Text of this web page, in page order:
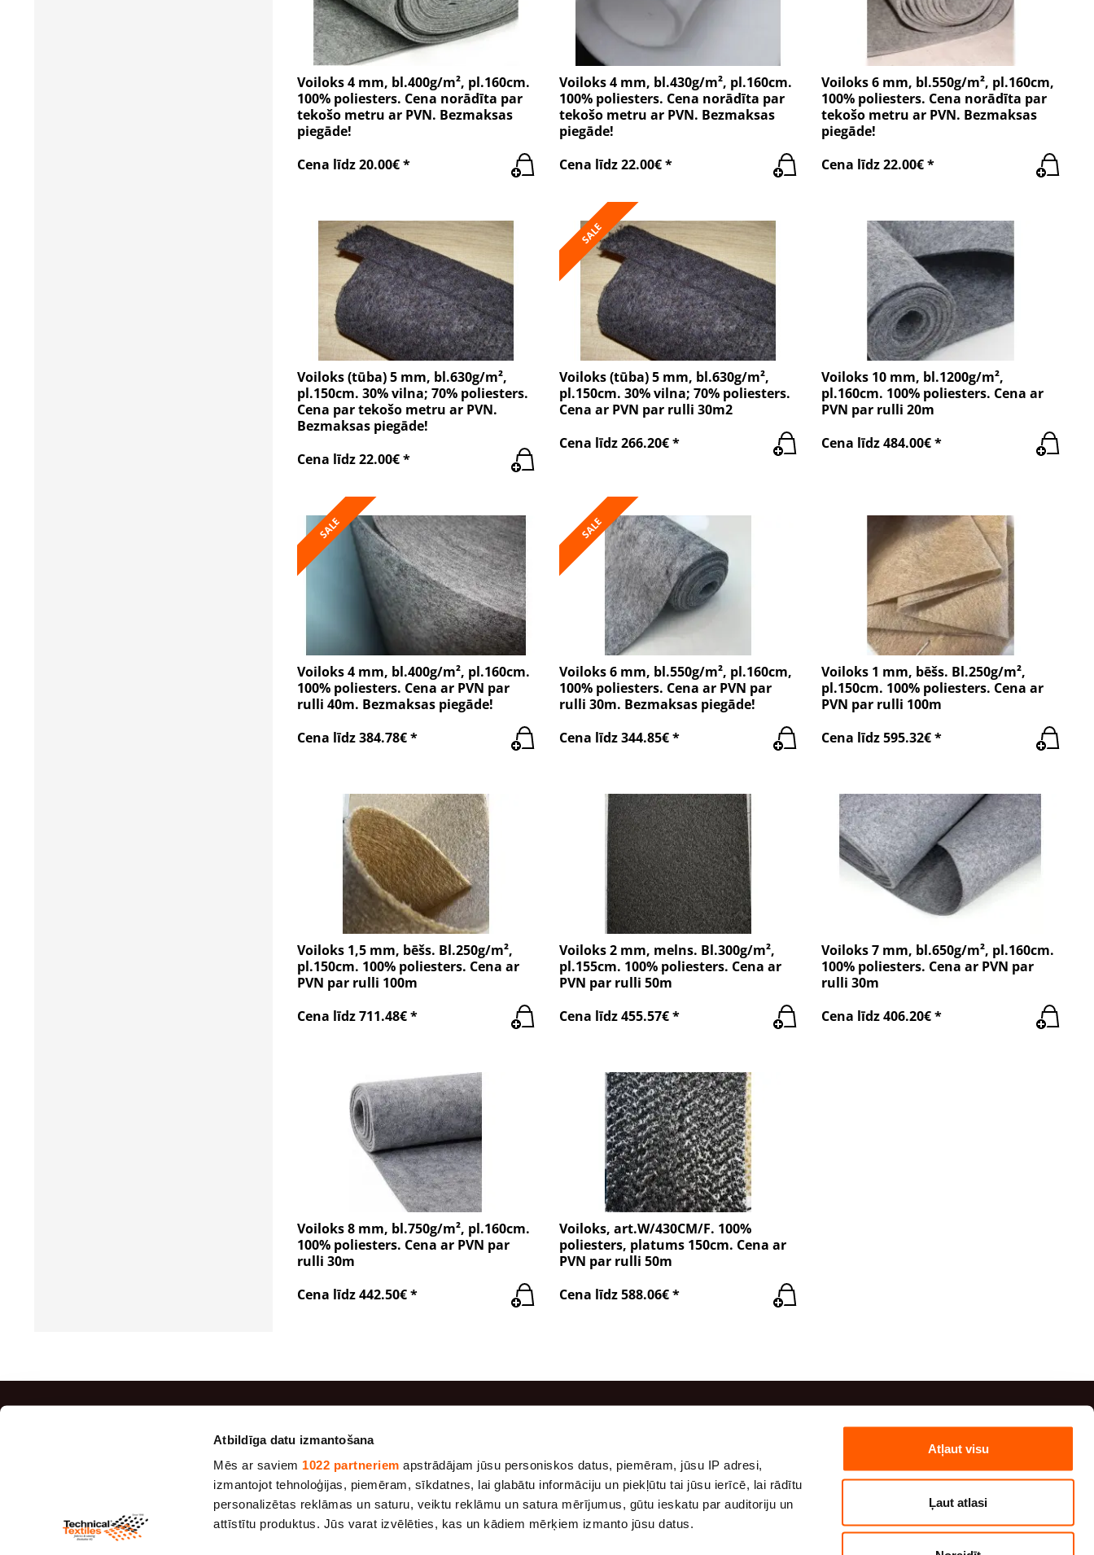
Atbildīga datu izmantošana
Mēs ar saviem 1022 partneriem apstrādājam jūsu personiskos datus, piemēram, jūsu IP adresi,
izmantojot tehnoloģijas, piemēram, sīkdatnes, lai glabātu informāciju un piekļūtu tai jūsu ierīcē, lai rādītu
personalizētas reklāmas un saturu, veiktu reklāmu un satura mērījumus, gūtu ieskatu par auditoriju un
attīstītu produktus. Jūs varat izvēlēties, kas un kādiem mērķiem izmanto jūsu datus.
Atļaut visu
Ļaut atlasi
Voiloks 4 mm, bl.400g/m², pl.160cm.
100% poliesters. Cena norādīta par
tekošo metru ar PVN. Bezmaksas
piegāde!
Cena līdz 20.00€ *
Voiloks 4 mm, bl.430g/m², pl.160cm.
100% poliesters. Cena norādīta par
tekošo metru ar PVN. Bezmaksas
piegāde!
Cena līdz 22.00€ *
Voiloks 6 mm, bl.550g/m², pl.160cm,
100% poliesters. Cena norādīta par
tekošo metru ar PVN. Bezmaksas
piegāde!
Cena līdz 22.00€ *
Voiloks (tūba) 5 mm, bl.630g/m²,
pl.150cm. 30% vilna; 70% poliesters.
Cena par tekošo metru ar PVN.
Bezmaksas piegāde!
Cena līdz 22.00€ *
SALE
Voiloks (tūba) 5 mm, bl.630g/m²,
pl.150cm. 30% vilna; 70% poliesters.
Cena ar PVN par rulli 30m2
Cena līdz 266.20€ *
Voiloks 10 mm, bl.1200g/m²,
pl.160cm. 100% poliesters. Cena ar
PVN par rulli 20m
Cena līdz 484.00€ *
SALE
Voiloks 4 mm, bl.400g/m², pl.160cm.
100% poliesters. Cena ar PVN par
rulli 40m. Bezmaksas piegāde!
Cena līdz 384.78€ *
SALE
Voiloks 6 mm, bl.550g/m², pl.160cm,
100% poliesters. Cena ar PVN par
rulli 30m. Bezmaksas piegāde!
Cena līdz 344.85€ *
Voiloks 1 mm, bēšs. Bl.250g/m²,
pl.150cm. 100% poliesters. Cena ar
PVN par rulli 100m
Cena līdz 595.32€ *
Voiloks 1,5 mm, bēšs. Bl.250g/m²,
pl.150cm. 100% poliesters. Cena ar
PVN par rulli 100m
Cena līdz 711.48€ *
Voiloks 2 mm, melns. Bl.300g/m²,
pl.155cm. 100% poliesters. Cena ar
PVN par rulli 50m
Cena līdz 455.57€ *
Voiloks 7 mm, bl.650g/m², pl.160cm.
100% poliesters. Cena ar PVN par
rulli 30m
Cena līdz 406.20€ *
Voiloks 8 mm, bl.750g/m², pl.160cm.
100% poliesters. Cena ar PVN par
rulli 30m
Cena līdz 442.50€ *
Voiloks, art.W/430CM/F. 100%
poliesters, platums 150cm. Cena ar
PVN par rulli 50m
Cena līdz 588.06€ *
TOP Produkti
Maisu audums.
Džutas audums.
Voiloks
Marle
Ģeotekstils
Tenti Pārklāji 175
Ražošana
Apmaksa
Par mums
(+371) 29 41 20 54
(+371) 27 82 00 82
info@tehaudumi.lv